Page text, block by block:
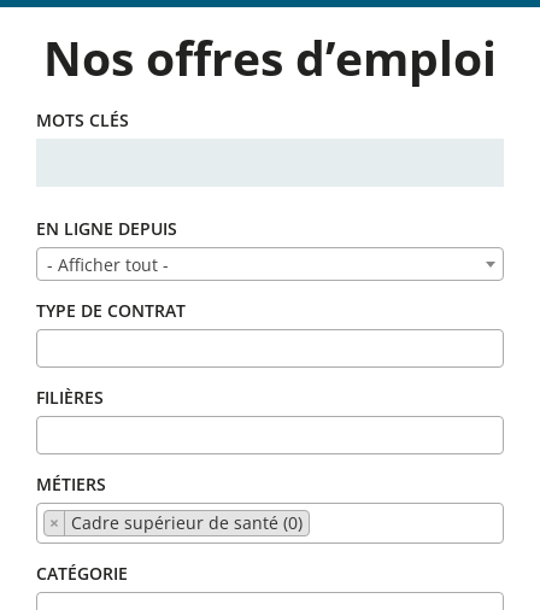
Nos offres d’emploi
MOTS CLÉS
EN LIGNE DEPUIS
- Afficher tout -
TYPE DE CONTRAT
FILIÈRES
MÉTIERS
×
Cadre supérieur de santé (0)
CATÉGORIE